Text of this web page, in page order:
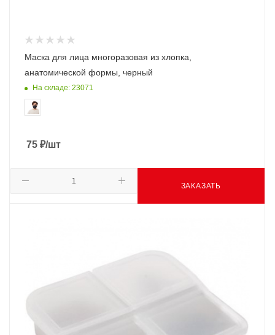
Маска для лица многоразовая из хлопка,
анатомической формы, черный
На складе: 23071
75 ₽/шт
ЗАКАЗАТЬ